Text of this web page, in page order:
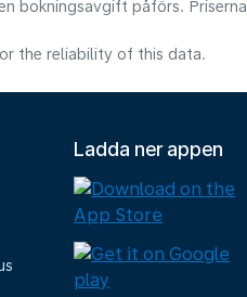
bokningsavgift påförs. Priserna
the reliability of this data.
Ladda ner appen